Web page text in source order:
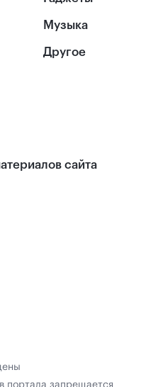
Музыка
Другое
сайта
портала запрещается